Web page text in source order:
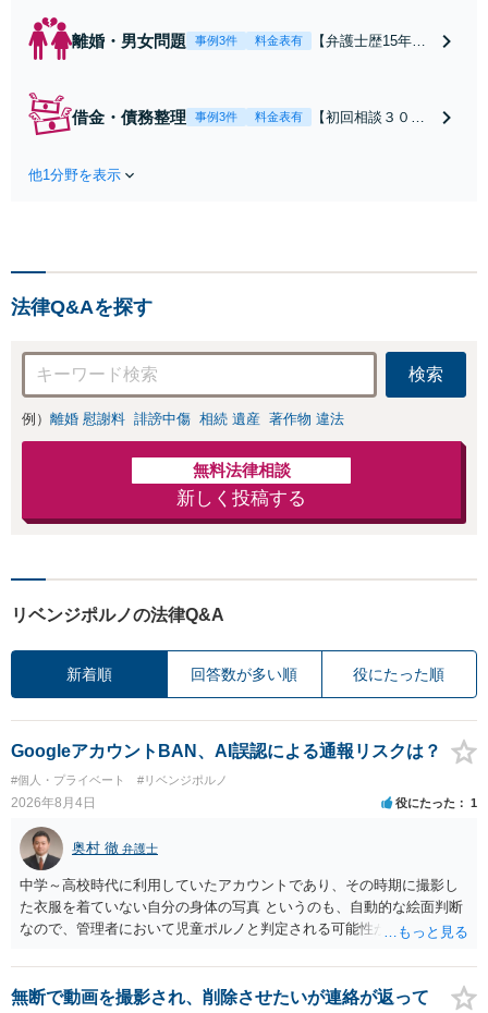
離婚・男女問題 事例3件 料金表有
【弁護士歴15年以
家や住宅ローンを
借金・債務整理 事例3件 料金表有
【初回相談３０分
任意整理・個人再
をご説明し、より
良い解決を目指し
ます。
他1分野を表示
法律Q&Aを探す
検索
例） 離婚 慰謝料 誹謗中傷 相続 遺産 著作物 違法
無料法律相談
新しく投稿する
リベンジポルノの法律Q&A
新着順 回答数が多い順 役にたった順
GoogleアカウントBAN、AI誤認による通報リスクは？
#個人・プライベート #リベンジポルノ
2026年8月4日 役にたった 1
奥村 徹 弁護士
中学～高校時代に利用していたアカウントであり、その時期に撮影し
た衣服を着ていない自分の身体の写真 というのも、自動的な絵面判断
なので、管理者において児童ポルノと判定される可能性があります。
無断で動画を撮影され、削除させたいが連絡が返って